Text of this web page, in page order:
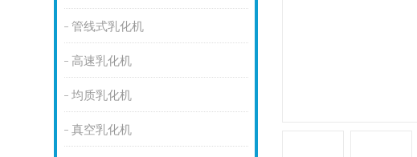
管线式乳化机
高速乳化机
均质乳化机
真空乳化机